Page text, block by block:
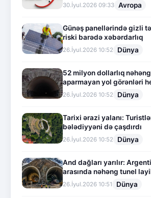
30.İyul.2026 09:33 Avropa
Günəş panellərində gizli
riski barədə xəbərdarlıq
26.İyul.2026 10:52 Dünya
52 milyon dollarlıq
aparmayan yol görənləri
26.İyul.2026 10:52 Dünya
Tarixi ərazi yalanı:
bələdiyyəni də çaşdırdı
26.İyul.2026 10:52 Dünya
And dağları yarılır:
arasında nəhəng tunel
26.İyul.2026 10:51 Dünya